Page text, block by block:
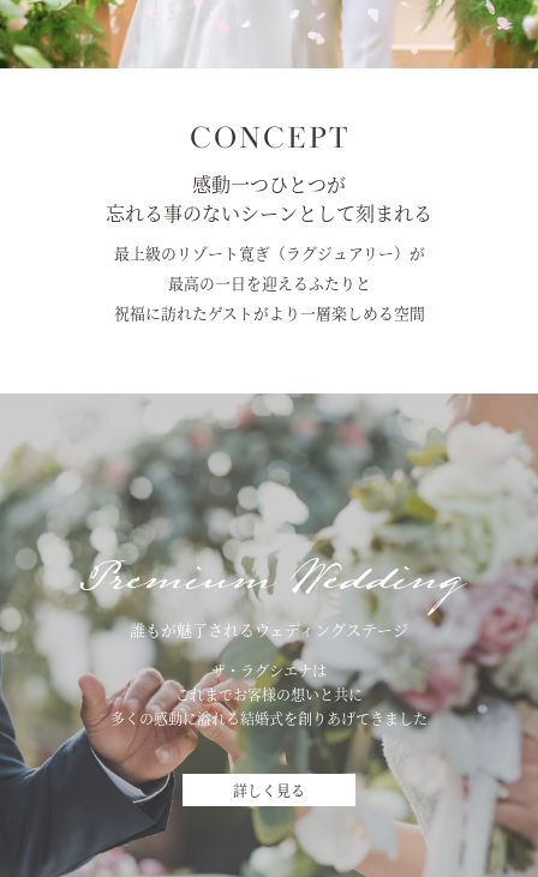
CONCEPT
感動一つひとつが
忘れる事のないシーンとして刻まれる
最上級のリゾート寛ぎ（ラグジュアリー）が
最高の一日を迎えるふたりと
祝福に訪れたゲストがより一層楽しめる空間
Premium Wedding
誰もが魅了されるウェディングステージ
ザ・ラグシエナは
これまでお客様の想いと共に
多くの感動に溢れる結婚式を創りあげてきました
詳しく見る